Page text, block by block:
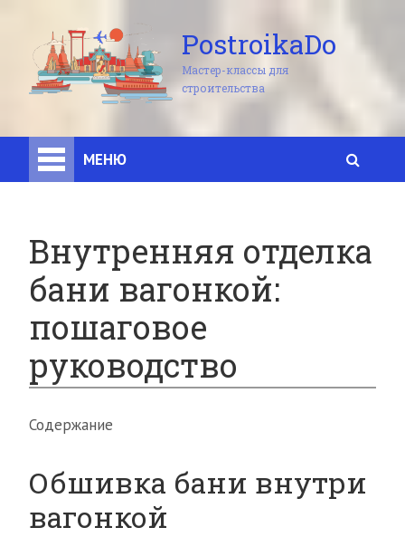
PostroikaDo
Мастер-классы для
строительства
МЕНЮ
Внутренняя отделка
бани вагонкой:
пошаговое
руководство
Содержание
Обшивка бани внутри
вагонкой